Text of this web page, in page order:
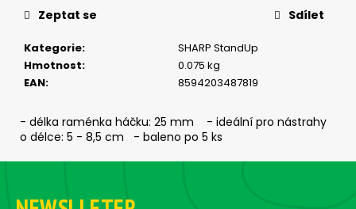
Kategorie:
SHARP StandUp
Hmotnost:
0.075 kg
EAN: 8594203487819
Zeptat se Sdílet
- délka raménka háčku: 25 mm - ideální pro nástrahy
o délce: 5 - 8,5 cm - baleno po 5 ks
o
o
u
u
j
e
e
Z